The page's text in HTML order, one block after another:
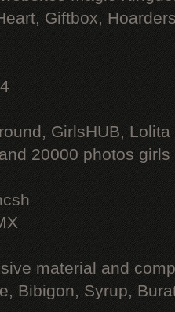
Giftbox,
GirlsHUB, Lolita
20000 photos
material and
Bibigon, Syrup,